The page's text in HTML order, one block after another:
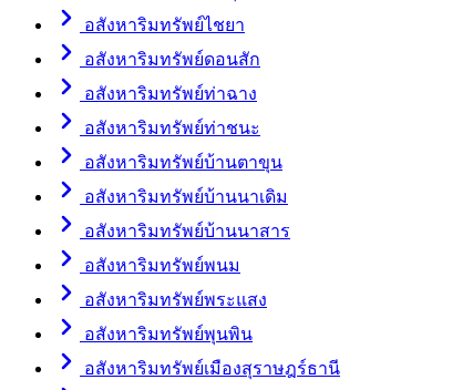
อสังหาริมทรัพย์ไชยา
อสังหาริมทรัพย์ดอนสัก
อสังหาริมทรัพย์ท่าฉาง
อสังหาริมทรัพย์ท่าชนะ
อสังหาริมทรัพย์บ้านตาขุน
อสังหาริมทรัพย์บ้านนาเดิม
อสังหาริมทรัพย์บ้านนาสาร
อสังหาริมทรัพย์พนม
อสังหาริมทรัพย์พระแสง
อสังหาริมทรัพย์พุนพิน
อสังหาริมทรัพย์เมืองสุราษฎร์ธานี